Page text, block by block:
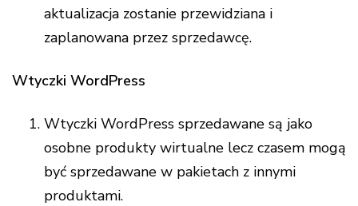
aktualizacja zostanie przewidziana i
zaplanowana przez sprzedawcę.
Wtyczki WordPress
Wtyczki WordPress sprzedawane są jako
osobne produkty wirtualne lecz czasem mogą
być sprzedawane w pakietach z innymi
produktami.